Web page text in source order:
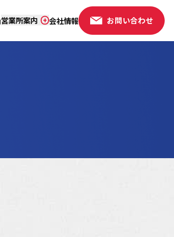
営業所案内 会社情報 お問い合わせ